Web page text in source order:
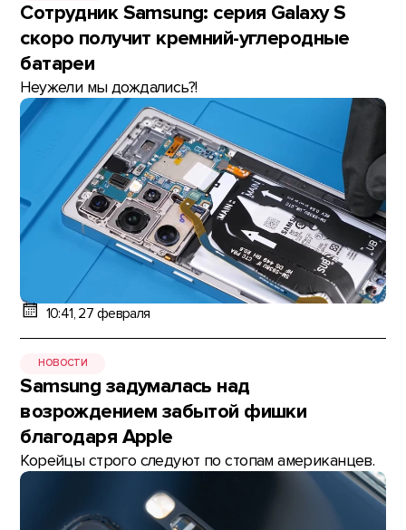
Сотрудник Samsung: серия Galaxy S
скоро получит кремний-углеродные
батареи
Неужели мы дождались?!
10:41, 27 февраля
НОВОСТИ
Samsung задумалась над
возрождением забытой фишки
благодаря Apple
Корейцы строго следуют по стопам американцев.